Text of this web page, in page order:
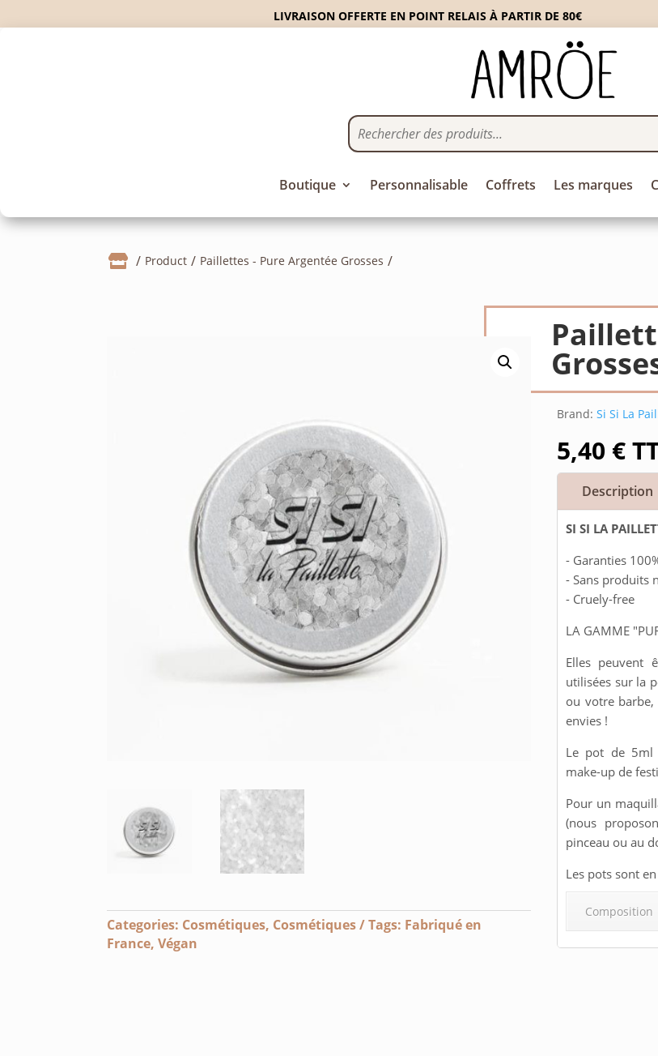
LIVRAISON OFFERTE EN POINT RELAIS À PARTIR DE 80€
Boutique Personnalisable Coffrets Les marques
 Product Paillettes - Pure Argentée Grosses
Categories: Cosmétiques, Cosmétiques Tags: Fabriqué en
France, Végan
Brand: Si Si La
5,40 €
Description
SI SI LA
- Garanties
- Sans produits
- Cruely-free
LA GAMME
Elles peuvent
utilisées sur la
ou votre
envies !
Le pot de 5ml
make-up de
Pour un
(nous
pinceau ou au
Les pots sont
Composition